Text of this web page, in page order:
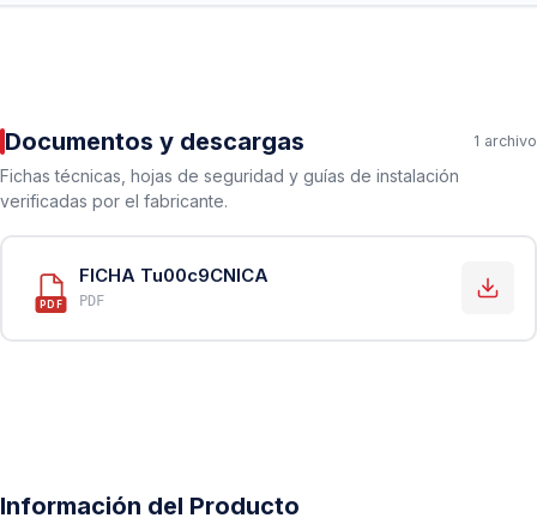
Documentos y descargas 1 archivo
Fichas técnicas, hojas de seguridad y guías de instalación
verificadas por el fabricante.
PDF
FICHA Tu00c9CNICA
PDF
Información del Producto